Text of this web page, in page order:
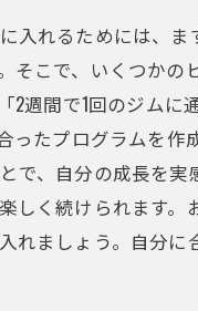
入れるためには、
こで、いくつか
週間で1回のジム
たプログラムを
、自分の成長を
く続けられます
れましょう。自分